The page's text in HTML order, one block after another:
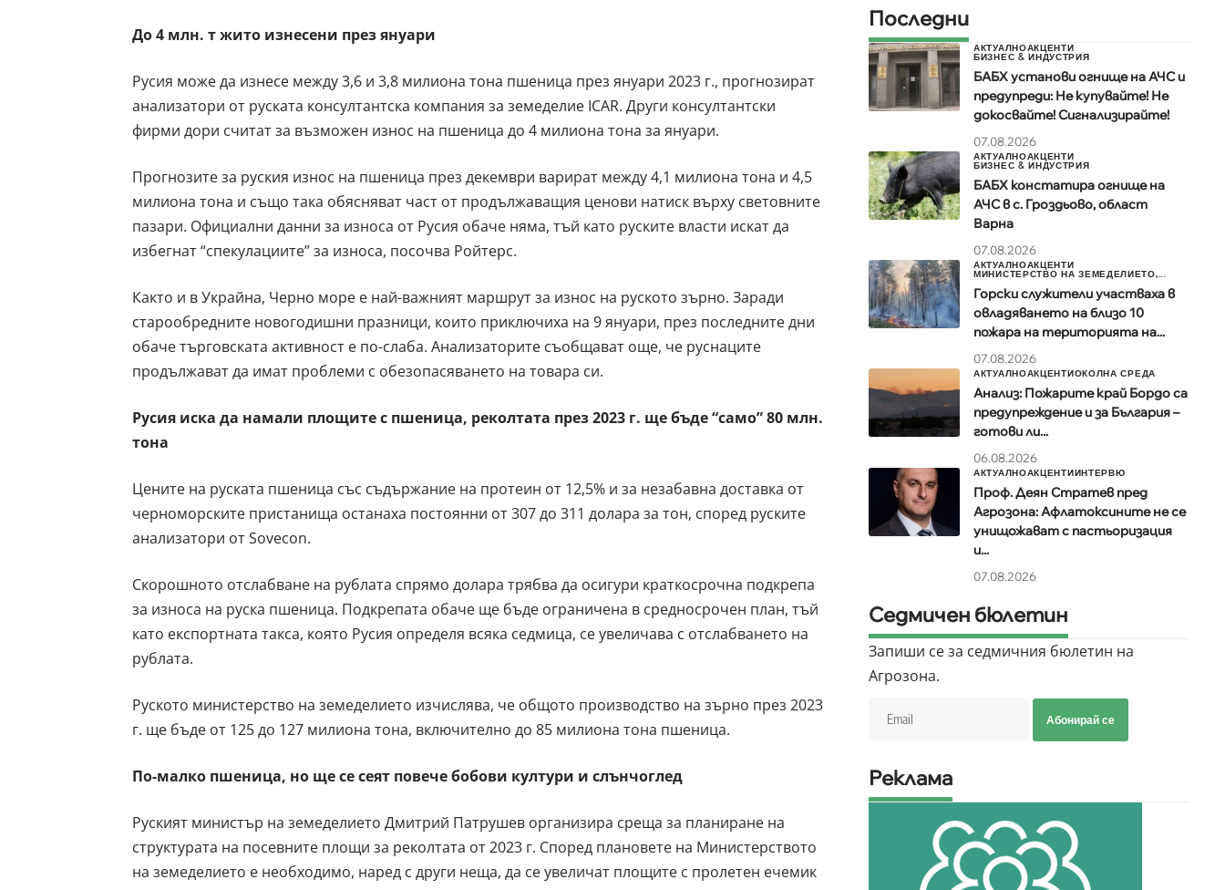
До 4 млн. т жито изнесени през януари
Русия може да изнесе между 3,6 и 3,8 милиона тона пшеница през януари 2023 г., прогнозират
анализатори от руската консултантска компания за земеделие ICAR. Други консултантски
фирми дори считат за възможен износ на пшеница до 4 милиона тона за януари.
Прогнозите за руския износ на пшеница през декември варират между 4,1 милиона тона и 4,5
милиона тона и също така обясняват част от продължаващия ценови натиск върху световните
пазари. Официални данни за износа от Русия обаче няма, тъй като руските власти искат да
избегнат “спекулациите” за износа, посочва Ройтерс.
Както и в Украйна, Черно море е най-важният маршрут за износ на руското зърно. Заради
старообредните новогодишни празници, които приключиха на 9 януари, през последните дни
обаче търговската активност е по-слаба. Анализаторите съобщават още, че руснаците
продължават да имат проблеми с обезопасяването на товара си.
Русия иска да намали площите с пшеница, реколтата през 2023 г. ще бъде “само” 80 млн.
тона
Цените на руската пшеница със съдържание на протеин от 12,5% и за незабавна доставка от
черноморските пристанища останаха постоянни от 307 до 311 долара за тон, според руските
анализатори от Sovecon.
Скорошното отслабване на рублата спрямо долара трябва да осигури краткосрочна подкрепа
за износа на руска пшеница. Подкрепата обаче ще бъде ограничена в средносрочен план, тъй
като експортната такса, която Русия определя всяка седмица, се увеличава с отслабването на
рублата.
Руското министерство на земеделието изчислява, че общото производство на зърно през 2023
г. ще бъде от 125 до 127 милиона тона, включително до 85 милиона тона пшеница.
По-малко пшеница, но ще се сеят повече бобови култури и слънчоглед
Руският министър на земеделието Дмитрий Патрушев организира среща за планиране на
структурата на посевните площи за реколтата от 2023 г. Според плановете на Министерството
на земеделието е необходимо, наред с други неща, да се увеличат площите с пролетен ечемик
Последни
АКТУАЛНОАКЦЕНТИ
БИЗНЕС & ИНДУСТРИЯ
БАБХ установи огнище на АЧС и
предупреди: Не купувайте! Не
докосвайте! Сигнализирайте!
07.08.2026
АКТУАЛНОАКЦЕНТИ
БИЗНЕС & ИНДУСТРИЯ
БАБХ констатира огнище на
АЧС в с. Гроздьово, област
Варна
07.08.2026
АКТУАЛНОАКЦЕНТИ
МИНИСТЕРСТВО НА ЗЕМЕДЕЛИЕТО,...
Горски служители участваха в
овладяването на близо 10
пожара на територията на...
07.08.2026
АКТУАЛНОАКЦЕНТИОКОЛНА СРЕДА
Анализ: Пожарите край Бордо са
предупреждение и за България –
готови ли...
06.08.2026
АКТУАЛНОАКЦЕНТИИНТЕРВЮ
Проф. Деян Стратев пред
Агрозона: Афлатоксините не се
унищожават с пастьоризация
и...
07.08.2026
Седмичен бюлетин
Запиши се за седмичния бюлетин на
Агрозона.
Абонирай се
Реклама